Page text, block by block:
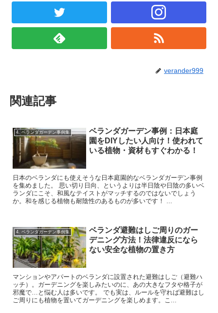
verander999
関連記事
4. ベランダガーデン事例集
ベランダガーデン事例：日本庭
園をDIYしたい人向け！使われて
いる植物・資材もすぐわかる！
日本のベランダにも使えそうな日本庭園的なベランダガーデン事例
を集めました。 思い切り日向、というよりは半日陰や日陰の多いベ
ランダにこそ、和風なテイストがマッチするのではないでしょう
か。和を感じる植物も耐陰性のあるものが多いです！ ...
4. ベランダガーデン事例集
ベランダ避難はしご周りのガー
デニング方法！法律違反になら
ない安全な植物の置き方
マンションやアパートのベランダに設置された避難はしご（避難ハ
ッチ）。ガーデニングを楽しみたいのに、あの大きなフタや格子が
邪魔で…と悩む人は多いです。 でも実は、ルールを守れば避難はし
ご周りにも植物を置いてガーデニングを楽しめます。こ...